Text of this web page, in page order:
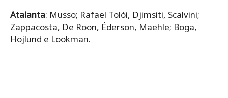
Atalanta: Musso; Rafael Tolói, Djimsiti, Scalvini;
Zappacosta, De Roon, Éderson, Maehle; Boga,
Hojlund e Lookman.